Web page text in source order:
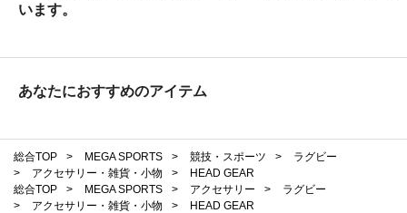
います。
あなたにおすすめのアイテム
総合TOP > MEGA SPORTS > 競技・スポーツ >
ラグビー
>
アクセサリー・雑貨・小物 >
HEAD GEAR
総合TOP
> MEGA SPORTS > アクセサリー >
ラグビー
>
アクセサリー・雑貨・小物 > HEAD GEAR